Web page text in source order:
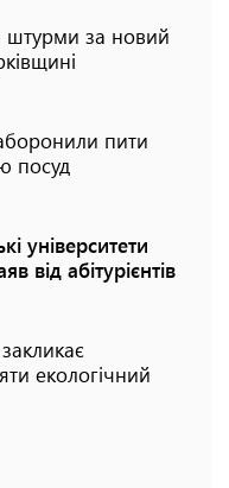
штурми за новий
пити
посуд
університети
від абітурієнтів
екологічний